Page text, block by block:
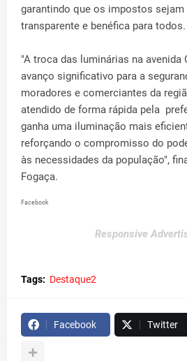
garantindo que os impostos
transparente e benéfica para todos.
"A troca das luminárias na avenida
avanço significativo para a
moradores e comerciantes da
atendido de forma rápida pela
ganha uma iluminação mais
reforçando o compromisso do
às necessidades da população",
Fogaça.
Facebook
Responsive
Tags: Destaque2
Facebook Twitter